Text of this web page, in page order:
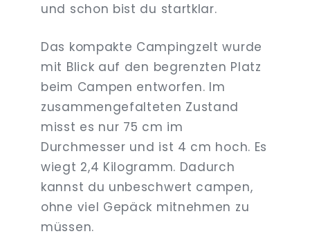
und schon bist du startklar.
Das kompakte Campingzelt wurde
mit Blick auf den begrenzten Platz
beim Campen entworfen. Im
zusammengefalteten Zustand
misst es nur 75 cm im
Durchmesser und ist 4 cm hoch. Es
wiegt 2,4 Kilogramm. Dadurch
kannst du unbeschwert campen,
ohne viel Gepäck mitnehmen zu
müssen.